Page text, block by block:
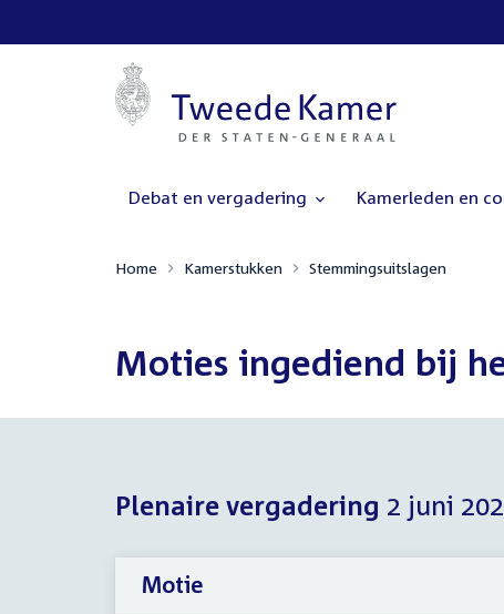
Debat en vergadering Kamerleden en
Home Kamerstukken Stemmingsuitslagen
Moties ingediend bij
Plenaire vergadering 2 juni
Motie